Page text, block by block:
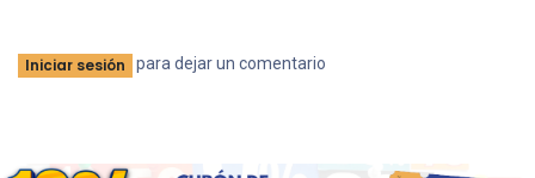
Iniciar sesión para dejar un comentario